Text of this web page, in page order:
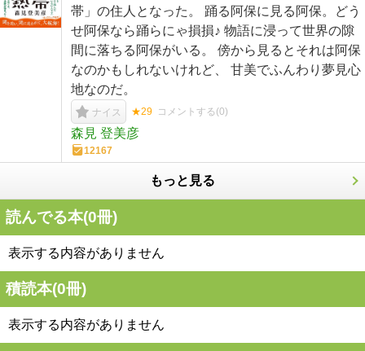
帯」の住人となった。 踊る阿保に見る阿保。どう
せ阿保なら踊らにゃ損損♪ 物語に浸って世界の隙
間に落ちる阿保がいる。 傍から見るとそれは阿保
なのかもしれないけれど、 甘美でふんわり夢見心
地なのだ。
ナイス ★29 コメントする(0)
森見 登美彦
12167
もっと見る
読んでる本(0冊)
表示する内容がありません
積読本(0冊)
表示する内容がありません